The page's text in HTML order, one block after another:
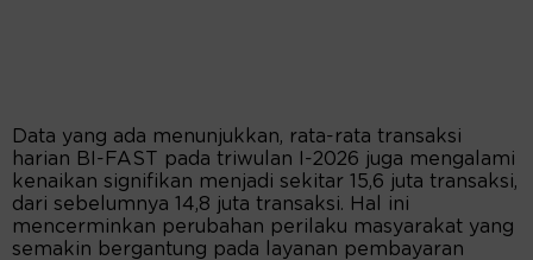
Data yang ada menunjukkan, rata-rata transaksi
harian BI-FAST pada triwulan I-2026 juga mengalami
kenaikan signifikan menjadi sekitar 15,6 juta transaksi,
dari sebelumnya 14,8 juta transaksi. Hal ini
mencerminkan perubahan perilaku masyarakat yang
semakin bergantung pada layanan pembayaran